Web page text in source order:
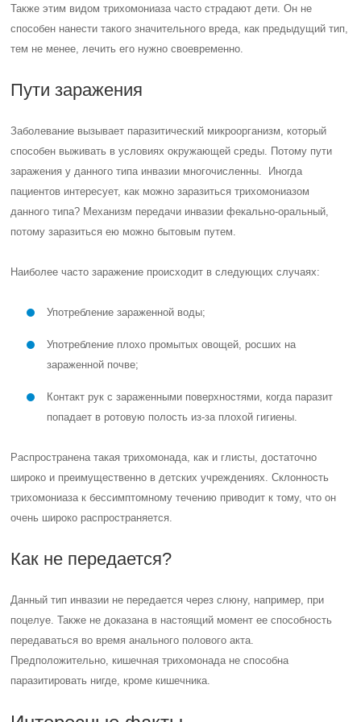
Также этим видом трихомониаза часто страдают дети. Он не
способен нанести такого значительного вреда, как предыдущий тип,
тем не менее, лечить его нужно своевременно.
Пути заражения
Заболевание вызывает паразитический микроорганизм, который
способен выживать в условиях окружающей среды. Потому пути
заражения у данного типа инвазии многочисленны. Иногда
пациентов интересует, как можно заразиться трихомониазом
данного типа? Механизм передачи инвазии фекально-оральный,
потому заразиться ею можно бытовым путем.
Наиболее часто заражение происходит в следующих случаях:
Употребление зараженной воды;
Употребление плохо промытых овощей, росших на
зараженной почве;
Контакт рук с зараженными поверхностями, когда паразит
попадает в ротовую полость из-за плохой гигиены.
Распространена такая трихомонада, как и глисты, достаточно
широко и преимущественно в детских учреждениях. Склонность
трихомониаза к бессимптомному течению приводит к тому, что он
очень широко распространяется.
Как не передается?
Данный тип инвазии не передается через слюну, например, при
поцелуе. Также не доказана в настоящий момент ее способность
передаваться во время анального полового акта.
Предположительно, кишечная трихомонада не способна
паразитировать нигде, кроме кишечника.